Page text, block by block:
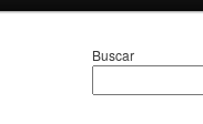
Buscar